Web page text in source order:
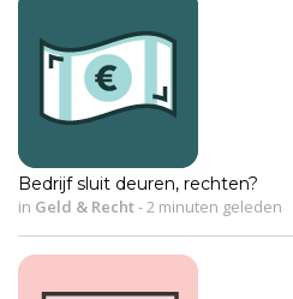
Bedrijf sluit deuren, rechten?
in Geld & Recht-2 minuten geleden